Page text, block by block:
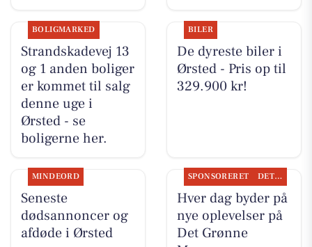
BOLIGMARKED
Strandskadevej 13
og 1 anden boliger
er kommet til salg
denne uge i
Ørsted - se
boligerne her.
BILER
De dyreste biler i
Ørsted - Pris op til
329.900 kr!
MINDEORD
Seneste
dødsannoncer og
afdøde i Ørsted
SPONSORERET DET SKER
Hver dag byder på
nye oplevelser på
Det Grønne